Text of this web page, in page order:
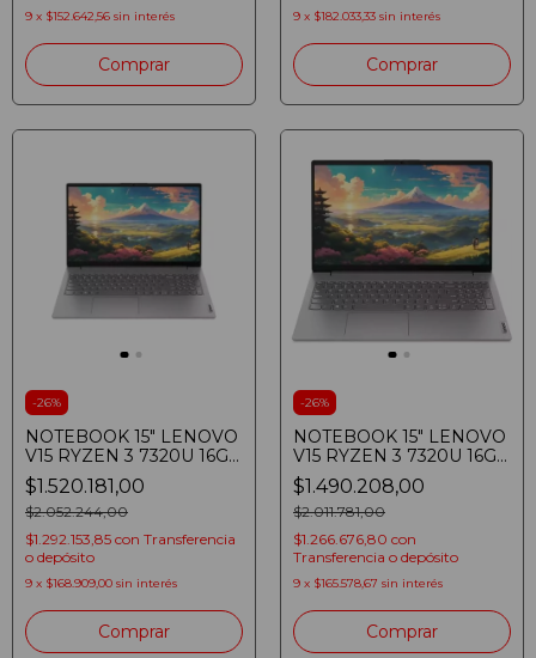
9 x $152.642,56 sin interés 9 x $182.033,33 sin interés
-26%
NOTEBOOK 15" LENOVO
V15 RYZEN 3 7320U 16GB
DDR5 SSD 512GB
FULLHD WINDOWS 11
$1.520.181,00
$2.052.244,00
$1.292.153,85 con Transferencia
o depósito
9 x $168.909,00 sin interés
-26%
NOTEBOOK 15" LENOVO
V15 RYZEN 3 7320U 16GB
DDR5 SSD 512GB
FULLHD
$1.490.208,00
$2.011.781,00
$1.266.676,80 con
Transferencia o depósito
9 x $165.578,67 sin interés